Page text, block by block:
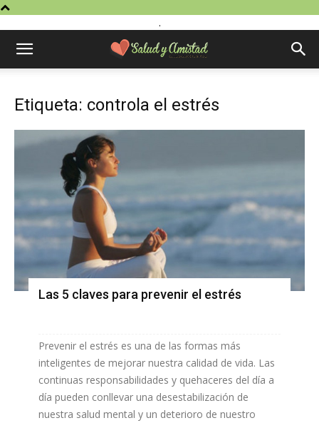
.
Etiqueta: controla el estrés
Las 5 claves para prevenir el estrés
Prevenir el estrés es una de las formas más
inteligentes de mejorar nuestra calidad de vida. Las
continuas responsabilidades y quehaceres del día a
día pueden conllevar una desestabilización de
nuestra salud mental y un deterioro de nuestro